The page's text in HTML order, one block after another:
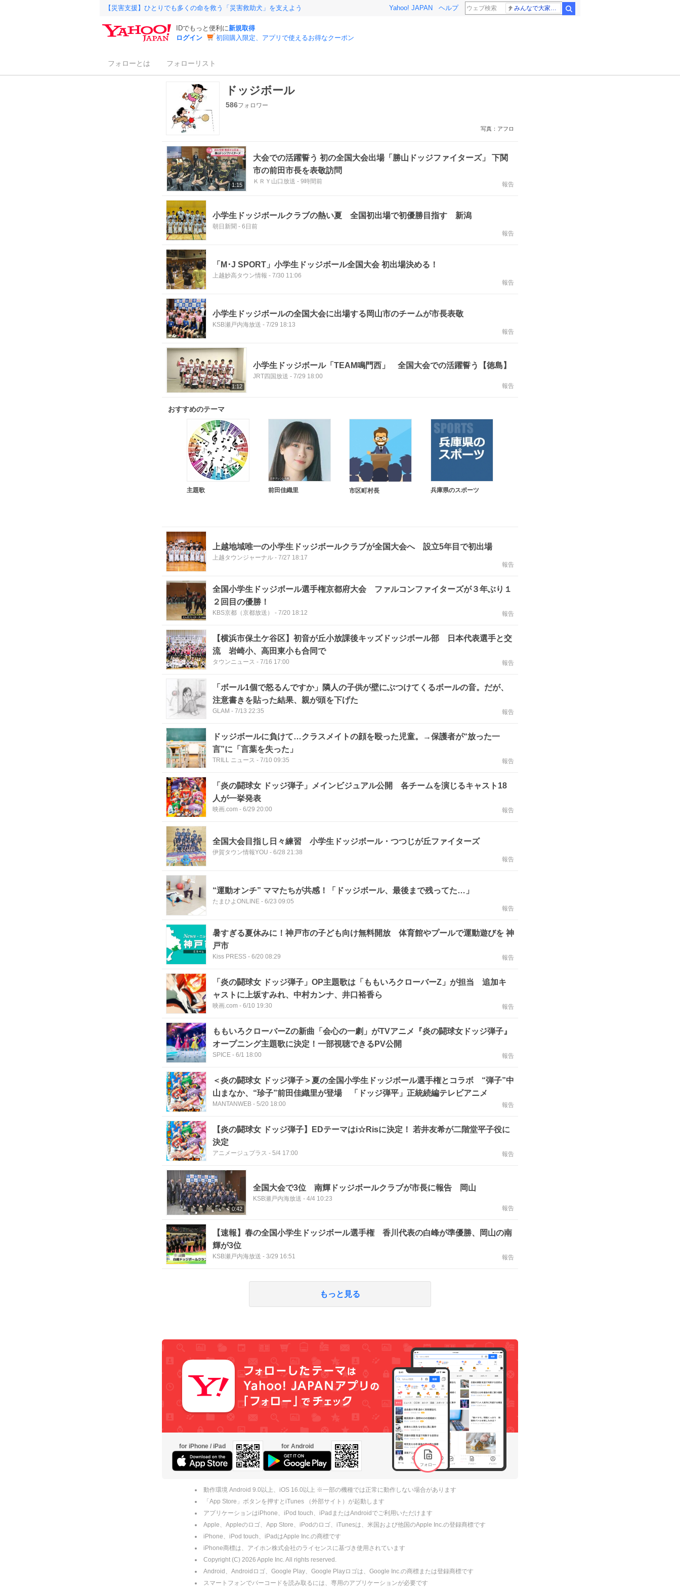
【災害支援】ひとりでも多くの命を救う「災害救助犬」を支えよう Yahoo! JAPAN ヘルプ
IDでもっと便利に新規取得
ログイン
初回購入限定、アプリで使えるお得なクーポン
フォローとは フォローリスト
ドッジボール
586フォロワー
写真：アフロ
1:15
大会での活躍誓う 初の全国大会出場「勝山ドッジファイターズ」 下関
市の前田市長を表敬訪問
ＫＲＹ山口放送 - 9時間前 報告
小学生ドッジボールクラブの熱い夏 全国初出場で初優勝目指す 新潟
朝日新聞 - 6日前
報告
「M･J SPORT」小学生ドッジボール全国大会 初出場決める！
上越妙高タウン情報 - 7/30 11:06
報告
小学生ドッジボールの全国大会に出場する岡山市のチームが市長表敬
KSB瀬戸内海放送 - 7/29 18:13
報告
1:12
小学生ドッジボール「TEAM鳴門西」 全国大会での活躍誓う【徳島】
JRT四国放送 - 7/29 18:00
報告
おすすめのテーマ
主題歌 前田佳織里 市区町村長 兵庫県のスポーツ
上越地域唯一の小学生ドッジボールクラブが全国大会へ 設立5年目で初出場
上越タウンジャーナル - 7/27 18:17
報告
全国小学生ドッジボール選手権京都府大会 ファルコンファイターズが３年ぶり１
２回目の優勝！
KBS京都（京都放送） - 7/20 18:12 報告
【横浜市保土ケ谷区】初音が丘小放課後キッズドッジボール部 日本代表選手と交
流 岩崎小、高田東小も合同で
タウンニュース - 7/16 17:00 報告
「ボール1個で怒るんですか」隣人の子供が壁にぶつけてくるボールの音。だが、
注意書きを貼った結果、親が頭を下げた
GLAM - 7/13 22:35 報告
ドッジボールに負けて…クラスメイトの顔を殴った児童。→保護者が“放った一
言”に「言葉を失った」
TRILL ニュース - 7/10 09:35 報告
「炎の闘球女 ドッジ弾子」メインビジュアル公開 各チームを演じるキャスト18
人が一挙発表
映画.com - 6/29 20:00 報告
全国大会目指し日々練習 小学生ドッジボール・つつじが丘ファイターズ
伊賀タウン情報YOU - 6/28 21:38
報告
“運動オンチ” ママたちが共感！「ドッジボール、最後まで残ってた…」
たまひよONLINE - 6/23 09:05
報告
暑すぎる夏休みに！神戸市の子ども向け無料開放 体育館やプールで運動遊びを 神
戸市
Kiss PRESS - 6/20 08:29 報告
「炎の闘球女 ドッジ弾子」OP主題歌は「ももいろクローバーZ」が担当 追加キ
ャストに上坂すみれ、中村カンナ、井口裕香ら
映画.com - 6/10 19:30 報告
ももいろクローバーZの新曲「会心の一劇」がTVアニメ『炎の闘球女ドッジ弾子』
オープニング主題歌に決定！一部視聴できるPV公開
SPICE - 6/1 18:00 報告
＜炎の闘球女 ドッジ弾子＞夏の全国小学生ドッジボール選手権とコラボ “弾子”中
山まなか、“珍子”前田佳織里が登場 「ドッジ弾平」正統続編テレビアニメ
MANTANWEB - 5/20 18:00 報告
【炎の闘球女 ドッジ弾子】EDテーマはi☆Risに決定！ 若井友希が二階堂平子役に
決定
アニメージュプラス - 5/4 17:00 報告
0:42
全国大会で3位 南輝ドッジボールクラブが市長に報告 岡山
KSB瀬戸内海放送 - 4/4 10:23
報告
【速報】春の全国小学生ドッジボール選手権 香川代表の白峰が準優勝、岡山の南
輝が3位
KSB瀬戸内海放送 - 3/29 16:51 報告
もっと見る
for iPhone / iPad for Android
動作環境 Android 9.0以上、iOS 16.0以上 ※一部の機種では正常に動作しない場合があります
「App Store」ボタンを押すとiTunes （外部サイト）が起動します
アプリケーションはiPhone、iPod touch、iPadまたはAndroidでご利用いただけます
Apple、Appleのロゴ、App Store、iPodのロゴ、iTunesは、米国および他国のApple Inc.の登録商標です
iPhone、iPod touch、iPadはApple Inc.の商標です
iPhone商標は、アイホン株式会社のライセンスに基づき使用されています
Copyright (C) 2026 Apple Inc. All rights reserved.
Android、Androidロゴ、Google Play、Google Playロゴは、Google Inc.の商標または登録商標です
スマートフォンでバーコードを読み取るには、専用のアプリケーションが必要です